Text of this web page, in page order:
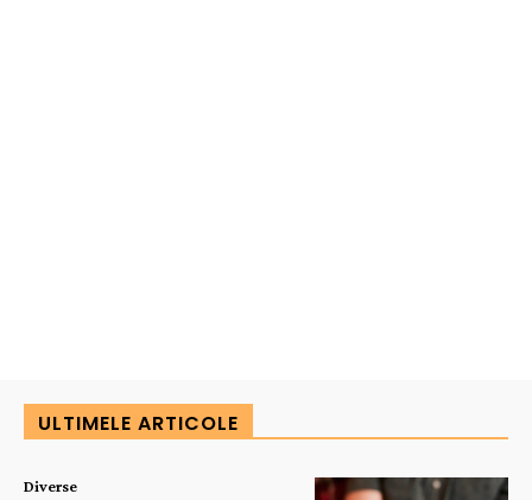
ULTIMELE ARTICOLE
Diverse